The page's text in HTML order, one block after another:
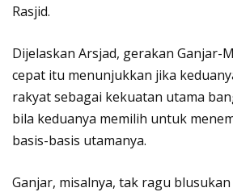
Rasjid.
Dijelaskan Arsjad, gerakan Ganjar-
cepat itu menunjukkan jika
rakyat sebagai kekuatan utama
bila keduanya memilih untuk
basis-basis utamanya.
Ganjar, misalnya, tak ragu